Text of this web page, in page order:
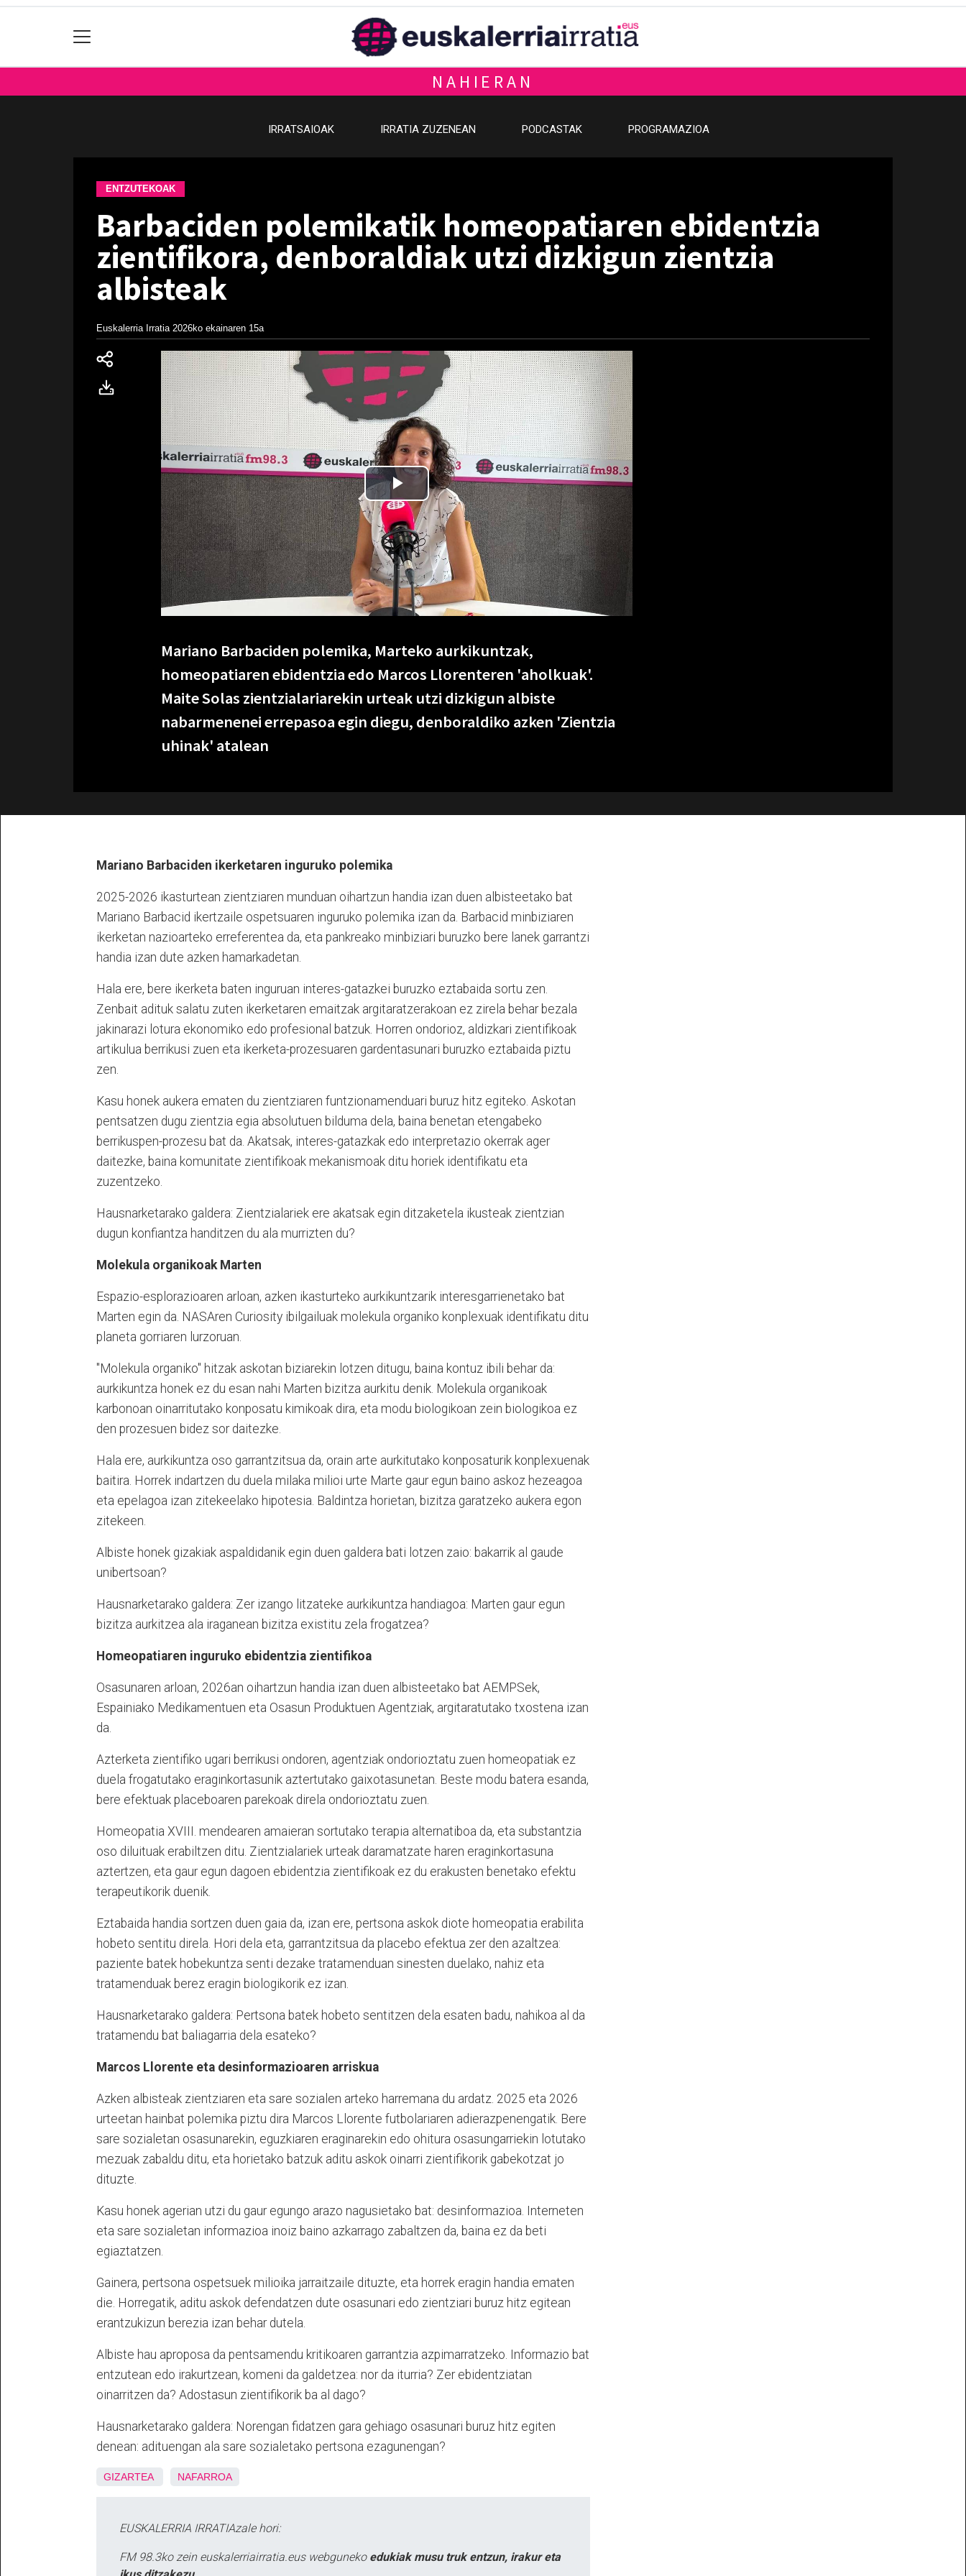
NAHIERAN
IRRATSAIOAK IRRATIA ZUZENEAN PODCASTAK PROGRAMAZIOA
ENTZUTEKOAK
Barbaciden polemikatik homeopatiaren ebidentzia
zientifikora, denboraldiak utzi dizkigun zientzia
albisteak
Euskalerria Irratia 2026ko ekainaren 15a
Mariano Barbaciden polemika, Marteko aurkikuntzak,
homeopatiaren ebidentzia edo Marcos Llorenteren 'aholkuak'.
Maite Solas zientzialariarekin urteak utzi dizkigun albiste
nabarmenenei errepasoa egin diegu, denboraldiko azken 'Zientzia
uhinak' atalean
Mariano Barbaciden ikerketaren inguruko polemika
2025-2026 ikasturtean zientziaren munduan oihartzun handia izan duen albisteetako bat
Mariano Barbacid ikertzaile ospetsuaren inguruko polemika izan da. Barbacid minbiziaren
ikerketan nazioarteko erreferentea da, eta pankreako minbiziari buruzko bere lanek garrantzi
handia izan dute azken hamarkadetan.
Hala ere, bere ikerketa baten inguruan interes-gatazkei buruzko eztabaida sortu zen.
Zenbait adituk salatu zuten ikerketaren emaitzak argitaratzerakoan ez zirela behar bezala
jakinarazi lotura ekonomiko edo profesional batzuk. Horren ondorioz, aldizkari zientifikoak
artikulua berrikusi zuen eta ikerketa-prozesuaren gardentasunari buruzko eztabaida piztu
zen.
Kasu honek aukera ematen du zientziaren funtzionamenduari buruz hitz egiteko. Askotan
pentsatzen dugu zientzia egia absolutuen bilduma dela, baina benetan etengabeko
berrikuspen-prozesu bat da. Akatsak, interes-gatazkak edo interpretazio okerrak ager
daitezke, baina komunitate zientifikoak mekanismoak ditu horiek identifikatu eta
zuzentzeko.
Hausnarketarako galdera: Zientzialariek ere akatsak egin ditzaketela ikusteak zientzian
dugun konfiantza handitzen du ala murrizten du?
Molekula organikoak Marten
Espazio-esplorazioaren arloan, azken ikasturteko aurkikuntzarik interesgarrienetako bat
Marten egin da. NASAren Curiosity ibilgailuak molekula organiko konplexuak identifikatu ditu
planeta gorriaren lurzoruan.
"Molekula organiko" hitzak askotan biziarekin lotzen ditugu, baina kontuz ibili behar da:
aurkikuntza honek ez du esan nahi Marten bizitza aurkitu denik. Molekula organikoak
karbonoan oinarritutako konposatu kimikoak dira, eta modu biologikoan zein biologikoa ez
den prozesuen bidez sor daitezke.
Hala ere, aurkikuntza oso garrantzitsua da, orain arte aurkitutako konposaturik konplexuenak
baitira. Horrek indartzen du duela milaka milioi urte Marte gaur egun baino askoz hezeagoa
eta epelagoa izan zitekeelako hipotesia. Baldintza horietan, bizitza garatzeko aukera egon
zitekeen.
Albiste honek gizakiak aspaldidanik egin duen galdera bati lotzen zaio: bakarrik al gaude
unibertsoan?
Hausnarketarako galdera: Zer izango litzateke aurkikuntza handiagoa: Marten gaur egun
bizitza aurkitzea ala iraganean bizitza existitu zela frogatzea?
Homeopatiaren inguruko ebidentzia zientifikoa
Osasunaren arloan, 2026an oihartzun handia izan duen albisteetako bat AEMPSek,
Espainiako Medikamentuen eta Osasun Produktuen Agentziak, argitaratutako txostena izan
da.
Azterketa zientifiko ugari berrikusi ondoren, agentziak ondorioztatu zuen homeopatiak ez
duela frogatutako eraginkortasunik aztertutako gaixotasunetan. Beste modu batera esanda,
bere efektuak placeboaren parekoak direla ondorioztatu zuen.
Homeopatia XVIII. mendearen amaieran sortutako terapia alternatiboa da, eta substantzia
oso diluituak erabiltzen ditu. Zientzialariek urteak daramatzate haren eraginkortasuna
aztertzen, eta gaur egun dagoen ebidentzia zientifikoak ez du erakusten benetako efektu
terapeutikorik duenik.
Eztabaida handia sortzen duen gaia da, izan ere, pertsona askok diote homeopatia erabilita
hobeto sentitu direla. Hori dela eta, garrantzitsua da placebo efektua zer den azaltzea:
paziente batek hobekuntza senti dezake tratamenduan sinesten duelako, nahiz eta
tratamenduak berez eragin biologikorik ez izan.
Hausnarketarako galdera: Pertsona batek hobeto sentitzen dela esaten badu, nahikoa al da
tratamendu bat baliagarria dela esateko?
Marcos Llorente eta desinformazioaren arriskua
Azken albisteak zientziaren eta sare sozialen arteko harremana du ardatz. 2025 eta 2026
urteetan hainbat polemika piztu dira Marcos Llorente futbolariaren adierazpenengatik. Bere
sare sozialetan osasunarekin, eguzkiaren eraginarekin edo ohitura osasungarriekin lotutako
mezuak zabaldu ditu, eta horietako batzuk aditu askok oinarri zientifikorik gabekotzat jo
dituzte.
Kasu honek agerian utzi du gaur egungo arazo nagusietako bat: desinformazioa. Interneten
eta sare sozialetan informazioa inoiz baino azkarrago zabaltzen da, baina ez da beti
egiaztatzen.
Gainera, pertsona ospetsuek milioika jarraitzaile dituzte, eta horrek eragin handia ematen
die. Horregatik, aditu askok defendatzen dute osasunari edo zientziari buruz hitz egitean
erantzukizun berezia izan behar dutela.
Albiste hau aproposa da pentsamendu kritikoaren garrantzia azpimarratzeko. Informazio bat
entzutean edo irakurtzean, komeni da galdetzea: nor da iturria? Zer ebidentziatan
oinarritzen da? Adostasun zientifikorik ba al dago?
Hausnarketarako galdera: Norengan fidatzen gara gehiago osasunari buruz hitz egiten
denean: adituengan ala sare sozialetako pertsona ezagunengan?
GIZARTEA NAFARROA
EUSKALERRIA IRRATIAzale hori:
FM 98.3ko zein euskalerriairratia.eus webguneko edukiak musu truk entzun, irakur eta